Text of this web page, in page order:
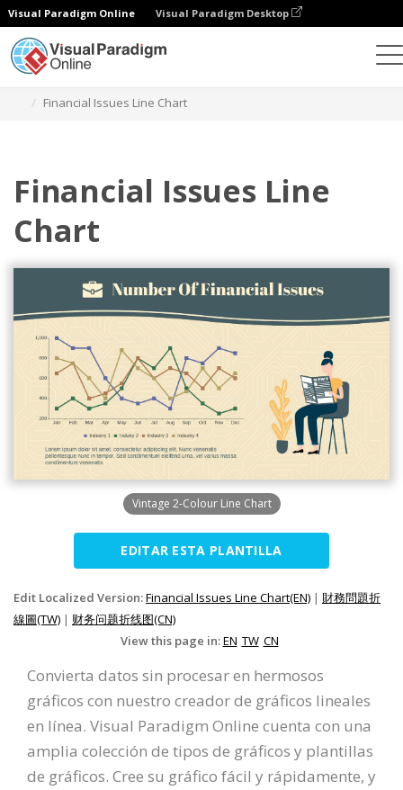
Visual Paradigm Online Visual Paradigm Desktop
Financial Issues Line Chart
Financial Issues Line
Chart
Vintage 2-Colour Line Chart
EDITAR ESTA PLANTILLA
Edit Localized Version:Financial Issues Line Chart(EN) | 財務問題折
線圖(TW) | 财务问题折线图(CN)
View this page in:EN TW CN
Convierta datos sin procesar en hermosos
gráficos con nuestro creador de gráficos lineales
en línea. Visual Paradigm Online cuenta con una
amplia colección de tipos de gráficos y plantillas
de gráficos. Cree su gráfico fácil y rápidamente, y